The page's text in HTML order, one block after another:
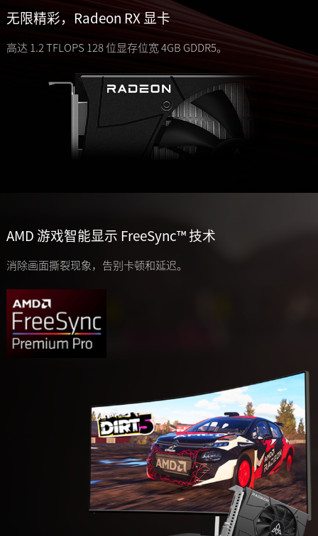
无限精彩，Radeon RX 显卡
高达 1.2 TFLOPS 128 位显存位宽 4GB GDDR5。
AMD 游戏智能显示 FreeSync™ 技术
消除画面撕裂现象，告别卡顿和延迟。